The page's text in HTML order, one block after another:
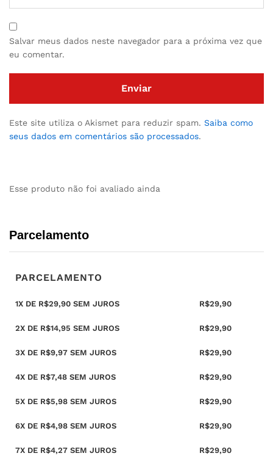
Salvar meus dados neste navegador para a próxima vez que
eu comentar.
Este site utiliza o Akismet para reduzir spam. Saiba como
seus dados em comentários são processados.
Esse produto não foi avaliado ainda
Parcelamento
PARCELAMENTO
1X DE R$29,90 SEM JUROS R$29,90
2X DE R$14,95 SEM JUROS R$29,90
3X DE R$9,97 SEM JUROS R$29,90
4X DE R$7,48 SEM JUROS R$29,90
5X DE R$5,98 SEM JUROS R$29,90
6X DE R$4,98 SEM JUROS R$29,90
7X DE R$4,27 SEM JUROS R$29,90